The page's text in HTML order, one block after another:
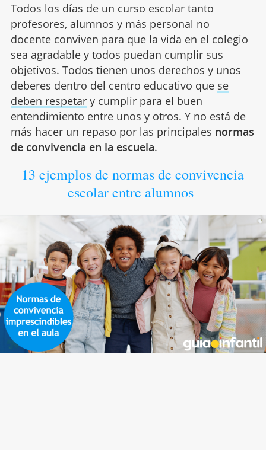
Todos los días de un curso escolar tanto
profesores, alumnos y más personal no
docente conviven para que la vida en el colegio
sea agradable y todos puedan cumplir sus
objetivos. Todos tienen unos derechos y unos
deberes dentro del centro educativo que se
deben respetary cumplir para el buen
entendimiento entre unos y otros. Y no está de
más hacer un repaso por las principales normas
de convivencia en la escuela.
13 ejemplos de normas de convivencia
escolar entre alumnos